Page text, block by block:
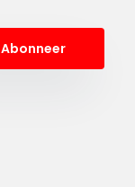
Abonneer